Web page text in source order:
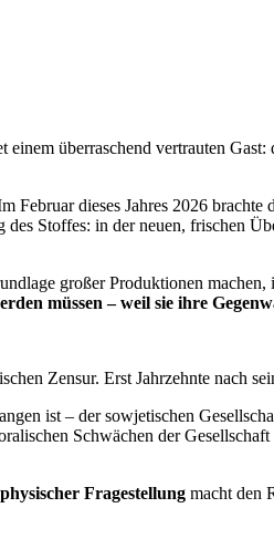
überraschend vertrauten
dieses Jahres 2026
Stoffes: in der neuen, frischen
großer Produktionen
müssen – weil sie ihre
Zensur. Erst Jahrzehnte nach
ist – der sowjetischen
Schwächen der
Fragestellung macht den